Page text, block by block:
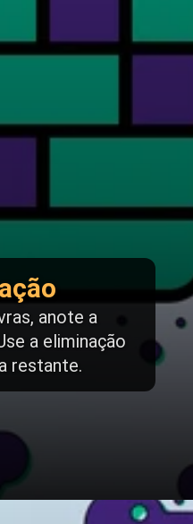
anote a
a eliminação
restante.